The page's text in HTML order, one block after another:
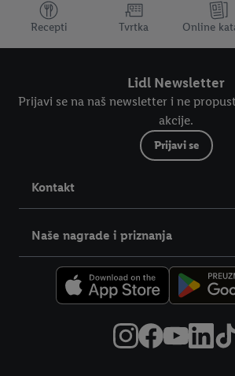
Dodatne teme
Recepti Tvrtka Online
Lidl Newsletter
Prijavi se na naš newsletter i ne
akcije.
Prijavi se
Kontakt
Naše nagrade i priznanja